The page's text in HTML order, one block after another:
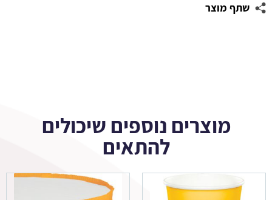
שתף מוצר
מוצרים נוספים שיכולים
להתאים